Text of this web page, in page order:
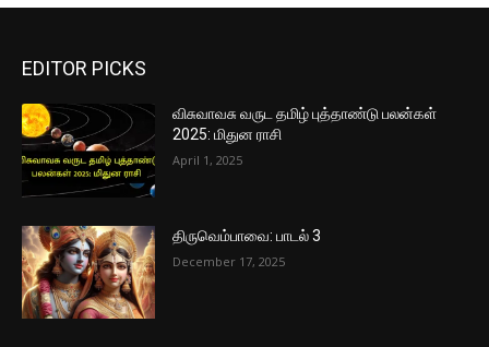
EDITOR PICKS
விசுவாவசு வருட தமிழ் புத்தாண்டு பலன்கள்
2025: மிதுன ராசி
April 1, 2025
திருவெம்பாவை: பாடல் 3
December 17, 2025